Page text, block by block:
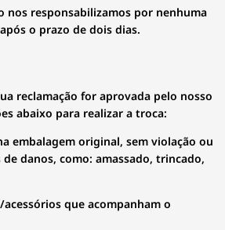
nos responsabilizamos por nenhuma
o prazo de dois dias.
reclamação for aprovada pelo nosso
abaixo para realizar a troca:
embalagem original, sem violação ou
danos, como: amassado, trincado,
que acompanham o